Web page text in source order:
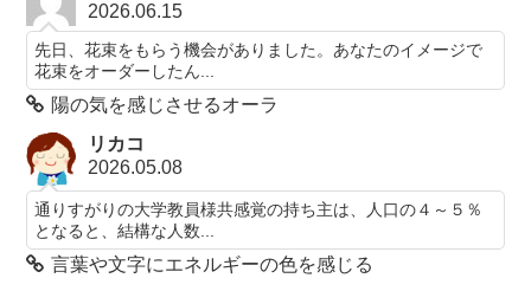
2026.06.15
先日、花束をもらう機会がありました。あなたのイメージで
花束をオーダーしたん...
陽の気を感じさせるオーラ
リカコ
2026.05.08
通りすがりの大学教員様共感覚の持ち主は、人口の４～５％
となると、結構な人数...
言葉や文字にエネルギーの色を感じる